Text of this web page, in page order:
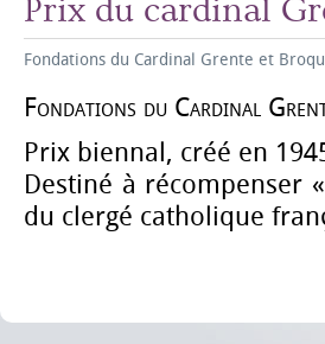
Prix du cardinal
Fondations du Cardinal Grente et
Fondations du Cardinal
Prix biennal, créé en
Destiné à récompenser
du clergé catholique